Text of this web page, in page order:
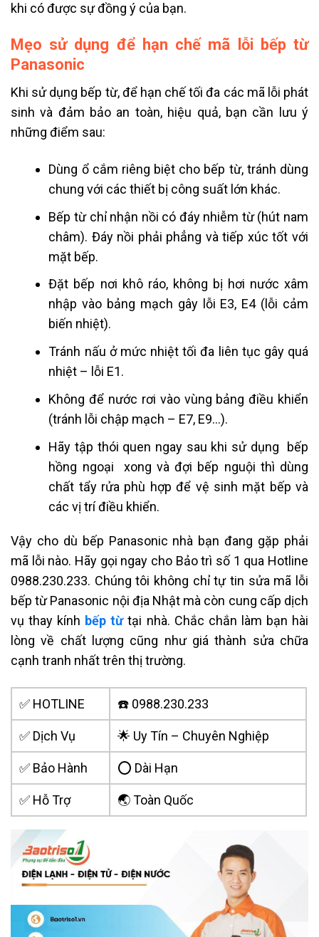
khi có được sự đồng ý của bạn.
Mẹo sử dụng để hạn chế mã lỗi bếp từ
Panasonic
Khi sử dụng bếp từ, để hạn chế tối đa các mã lỗi phát
sinh và đảm bảo an toàn, hiệu quả, bạn cần lưu ý
những điểm sau:
Dùng ổ cắm riêng biệt cho bếp từ, tránh dùng
chung với các thiết bị công suất lớn khác.
Bếp từ chỉ nhận nồi có đáy nhiễm từ (hút nam
châm). Đáy nồi phải phẳng và tiếp xúc tốt với
mặt bếp.
Đặt bếp nơi khô ráo, không bị hơi nước xâm
nhập vào bảng mạch gây lỗi E3, E4 (lỗi cảm
biến nhiệt).
Tránh nấu ở mức nhiệt tối đa liên tục gây quá
nhiệt – lỗi E1.
Không để nước rơi vào vùng bảng điều khiển
(tránh lỗi chập mạch – E7, E9…).
Hãy tập thói quen ngay sau khi sử dụng bếp
hồng ngoại xong và đợi bếp nguội thì dùng
chất tẩy rửa phù hợp để vệ sinh mặt bếp và
các vị trí điều khiển.
Vậy cho dù bếp Panasonic nhà bạn đang gặp phải
mã lỗi nào. Hãy gọi ngay cho Bảo trì số 1 qua Hotline
0988.230.233. Chúng tôi không chỉ tự tin sửa mã lỗi
bếp từ Panasonic nội địa Nhật mà còn cung cấp dịch
vụ thay kính bếp từtại nhà. Chắc chắn làm bạn hài
lòng về chất lượng cũng như giá thành sửa chữa
cạnh tranh nhất trên thị trường.
✅ HOTLINE ☎️ 0988.230.233
✅ Dịch Vụ 🌟 Uy Tín – Chuyên Nghiệp
✅ Bảo Hành ⭕ Dài Hạn
✅ Hỗ Trợ 🌏 Toàn Quốc